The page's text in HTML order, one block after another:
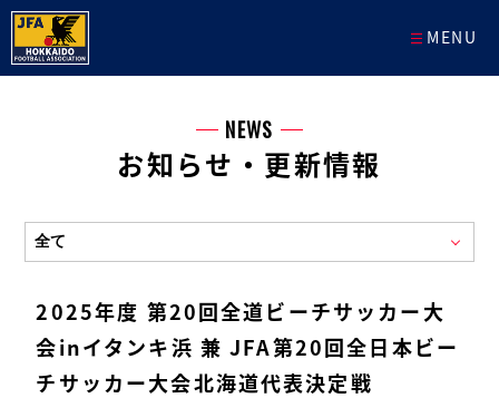
MENU
NEWS
お知らせ・更新情報
2025年度 第20回全道ビーチサッカー大
会inイタンキ浜 兼 JFA第20回全日本ビー
チサッカー大会北海道代表決定戦